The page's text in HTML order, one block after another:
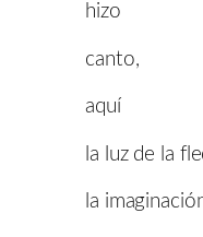
hizo
canto,
aquí
la luz de la
la